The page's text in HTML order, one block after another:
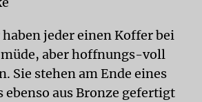
jeder einen Koffer bei
aber hoffnungs-voll
Sie stehen am Ende eines
ebenso aus Bronze gefertigt